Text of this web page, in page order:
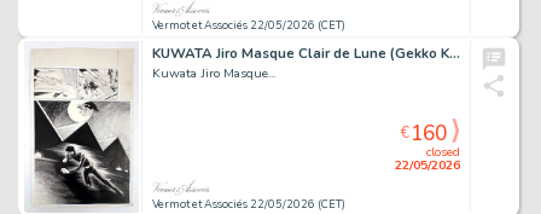
Vermot et Associés 22/05/2026 (CET)
KUWATA Jiro Masque Clair de Lune (Gekko Kamen) Planche...
Kuwata Jiro Masque...
Vermot et Associés 22/05/2026 (CET)
closed
22/05/2026
€160